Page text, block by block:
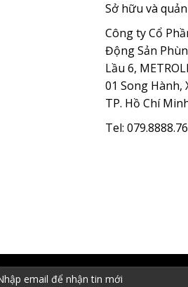
Sở hữu và
Công ty Cổ
Động Sản
Lầu 6,
01 Song Hành,
TP. Hồ Chí
Tel: